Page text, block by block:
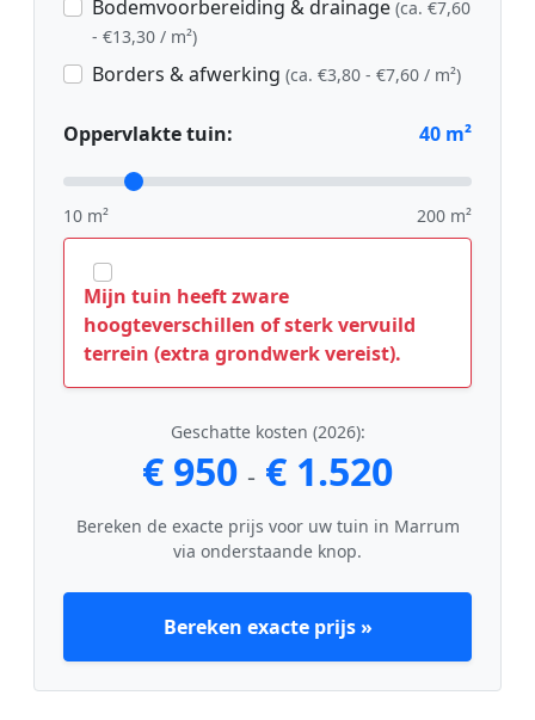
Bodemvoorbereiding & drainage (ca. €7,60
- €13,30 / m²)
Borders & afwerking (ca. €3,80 - €7,60 / m²)
Oppervlakte tuin: 40 m²
10 m² 200 m²
Mijn tuin heeft zware
hoogteverschillen of sterk vervuild
terrein (extra grondwerk vereist).
Geschatte kosten (2026):
€ 950 - € 1.520
Bereken de exacte prijs voor uw tuin in Marrum
via onderstaande knop.
Bereken exacte prijs »